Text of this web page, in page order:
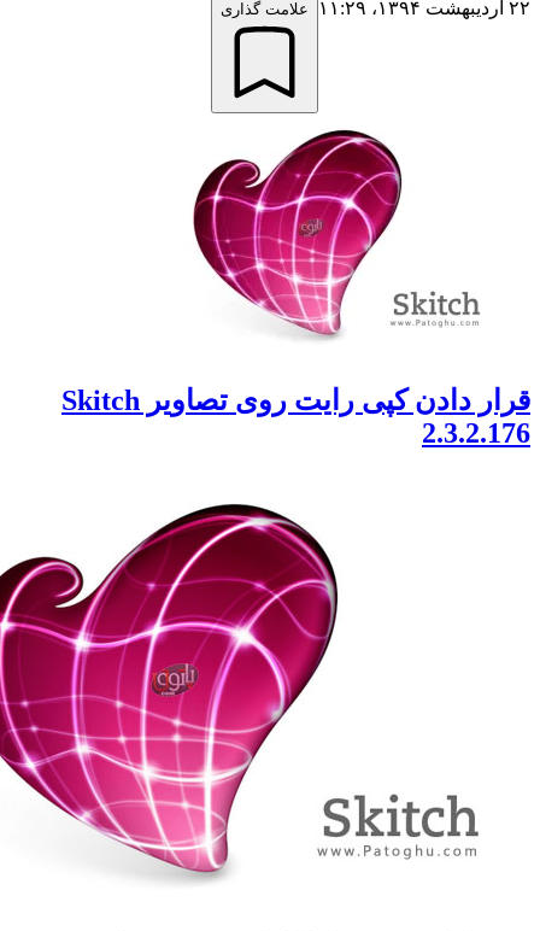
علامت گذاری
قرار دادن کپی رایت روی تصاویر Skitch